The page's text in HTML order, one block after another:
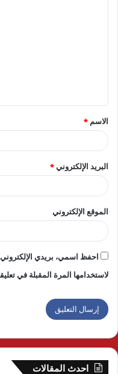
ق
*
الاسم *
البريد الإلكتروني*
الموقع الإلكتروني
احفظ اسمي، بريدي
لاستخدامها المرة المقبلة في
احدث المقالات